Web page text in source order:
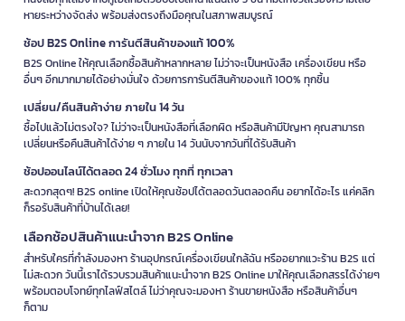
หายระหว่างจัดส่ง พร้อมส่งตรงถึงมือคุณในสภาพสมบูรณ์
ช้อป B2S Online การันตีสินค้าของแท้ 100%
B2S Online ให้คุณเลือกซื้อสินค้าหลากหลาย ไม่ว่าจะเป็นหนังสือ เครื่องเขียน หรือ
อื่นๆ อีกมากมายได้อย่างมั่นใจ ด้วยการการันตีสินค้าของแท้ 100% ทุกชิ้น
เปลี่ยน/คืนสินค้าง่าย ภายใน 14 วัน
ซื้อไปแล้วไม่ตรงใจ? ไม่ว่าจะเป็นหนังสือที่เลือกผิด หรือสินค้ามีปัญหา คุณสามารถ
เปลี่ยนหรือคืนสินค้าได้ง่าย ๆ ภายใน 14 วันนับจากวันที่ได้รับสินค้า
ช้อปออนไลน์ได้ตลอด 24 ชั่วโมง ทุกที่ ทุกเวลา
สะดวกสุดๆ! B2S online เปิดให้คุณช้อปได้ตลอดวันตลอดคืน อยากได้อะไร แค่คลิก
ก็รอรับสินค้าที่บ้านได้เลย!
เลือกช้อปสินค้าแนะนำจาก B2S Online
สำหรับใครที่กำลังมองหา ร้านอุปกรณ์เครื่องเขียนใกล้ฉัน หรืออยากแวะร้าน B2S แต่
ไม่สะดวก วันนี้เราได้รวบรวมสินค้าแนะนำจาก B2S Online มาให้คุณเลือกสรรได้ง่ายๆ
พร้อมตอบโจทย์ทุกไลฟ์สไตล์ ไม่ว่าคุณจะมองหา ร้านขายหนังสือ หรือสินค้าอื่นๆ
ก็ตาม